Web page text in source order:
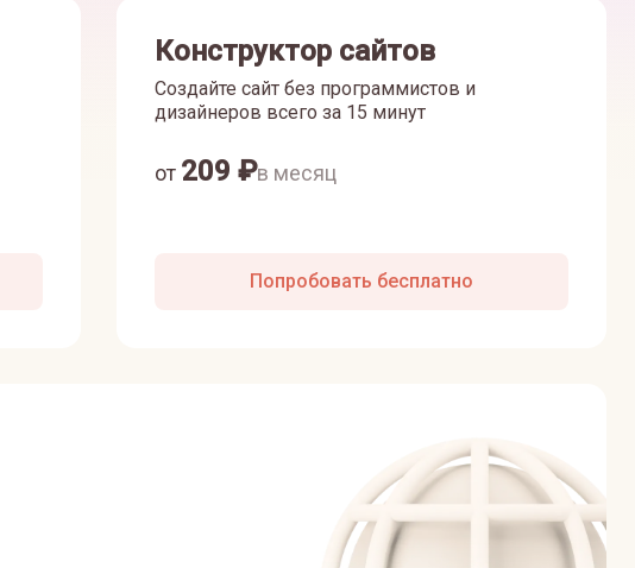
Конструктор сайтов
Создайте сайт без программистов и
дизайнеров всего за 15 минут
от 209 ₽в месяц
Попробовать бесплатно